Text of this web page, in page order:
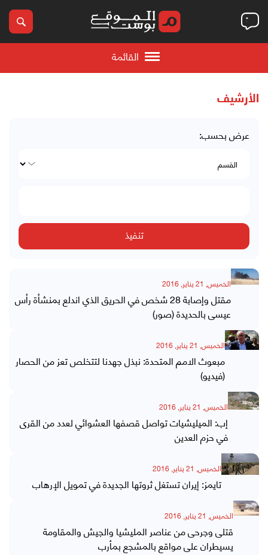
القائمة
الأرشيف
عرض بحسب:
الخميس, 21 يناير, 2016
مقتل وإصابة 28 شخص في الحريق الذي اندلع بمنشأة رأس
عيسى بالحديدة (صور)
الخميس, 21 يناير, 2016
مبعوث الامم المتحدة: نبذل جهدنا لتتخلص تعز من الحصار
(فيديو)
الخميس, 21 يناير, 2016
إب: الميليشيات تواصل قصفها العشوائي لعدد من القرى
في حزم العدين
الخميس, 21 يناير, 2016
تايمز: إيران تستغل ثروتها الجديدة في تمويل الإرهاب
الخميس, 21 يناير, 2016
قتلى وجرحى من عناصر المليشيا والجيش والمقاومة
يسيطران على مواقع بالمشجع بمأرب